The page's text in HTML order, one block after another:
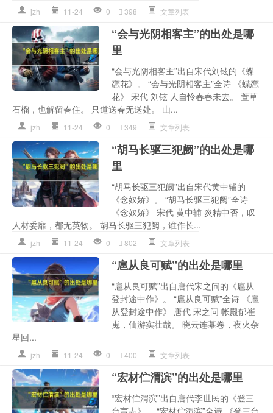
jzh 11-24 0 398 文章列表
“会与光阴相客主”的出处是哪
里
“会与光阴相客主”出自宋代刘铉的《蝶
恋花》。 “会与光阴相客主”全诗 《蝶恋
花》 宋代 刘铉 人自怜春春未去。 萱草
石榴，也解留春住。 只道送春无送处。 山...
jzh 11-24 0 349 文章列表
“胡马长驱三犯阙”的出处是哪
里
“胡马长驱三犯阙”出自宋代黄中辅的
《念奴娇》。 “胡马长驱三犯阙”全诗
《念奴娇》 宋代 黄中辅 炎精中否，叹
人材委靡，都无英物。 胡马长驱三犯阙，谁作长...
jzh 11-24 0 802 文章列表
“扈从良可赋”的出处是哪里
“扈从良可赋”出自唐代宋之问的《扈从
登封途中作》。 “扈从良可赋”全诗 《扈
从登封途中作》 唐代 宋之问 帐殿郁崔
嵬，仙游实壮哉。 晓云连幕卷，夜火杂
星回...
jzh 11-24 0 400 文章列表
“宏材伫渭滨”的出处是哪里
“宏材伫渭滨”出自唐代李世民的《登三
台言志》。 “宏材伫渭滨”全诗 《登三台